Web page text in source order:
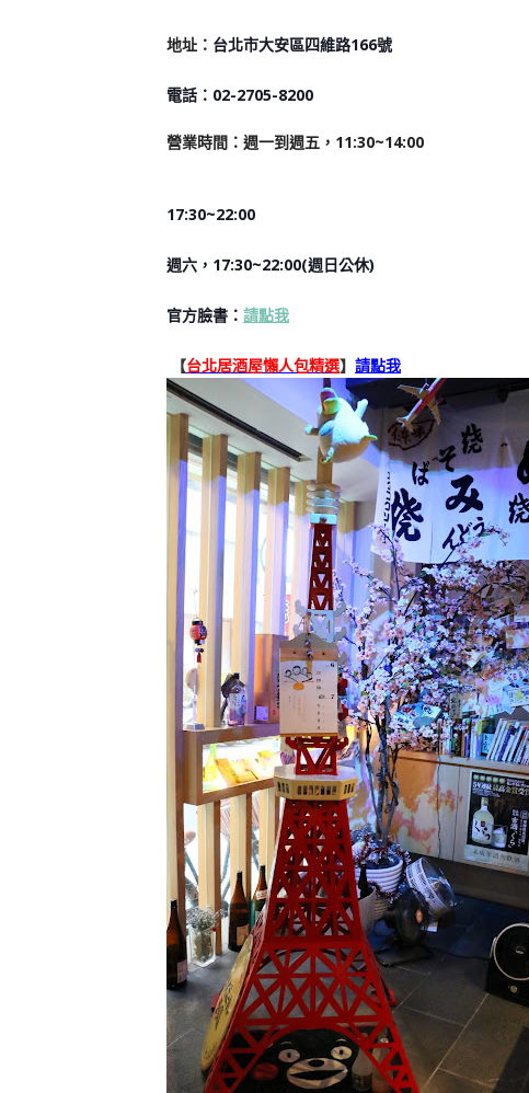
地址： 台北市大安區四維路166號
電話 ：02-2705-8200
營業時間：週一到週五，11:30~14:00
17:30~22:00
週六，17:30~22:00(週日公休)
官方臉書 ： 請點我
【台北居酒屋懶人包精選】 請點我